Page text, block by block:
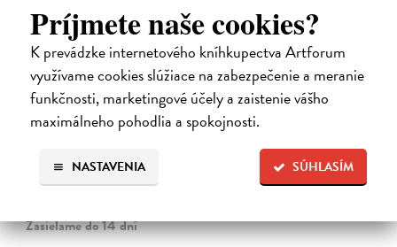
Príjmete naše cookies?
K prevádzke internetového kníhkupectva Artforum
využívame cookies slúžiace na zabezpečenie a meranie
funkčnosti, marketingové účely a zaistenie vášho
maximálneho pohodlia a spokojnosti.
SÚHLASÍM
NASTAVENIA
Trpkejšia ako smrť je žena
Marneros Andreas
JE TO MOŽNO NAJVÄČŠIA REVOLÚCIA NAŠICH DNÍ:
rovnocennosť a rovnoprávnosť ženy a muža. Vojna a mier medzi
pohlaviami sa však nezačali feminizmom 20. storočia, ale ich
Zasielame do 14 dní